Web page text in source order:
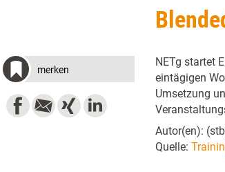
merken
NETg startet
eintägigen
Umsetzung
Autor(en):
Quelle: